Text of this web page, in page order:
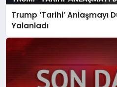
Trump ‘Tarihi’ Anlaşmayı
Yalanladı